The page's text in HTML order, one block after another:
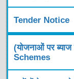
Tender Notice
(योजनाओं पर
Schemes